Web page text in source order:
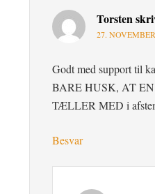
Torsten
27.
Godt med support til
BARE HUSK, AT
TÆLLER MED i
Besvar